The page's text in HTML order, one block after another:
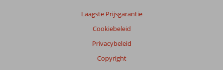
Laagste Prijsgarantie
Cookiebeleid
Privacybeleid
Copyright